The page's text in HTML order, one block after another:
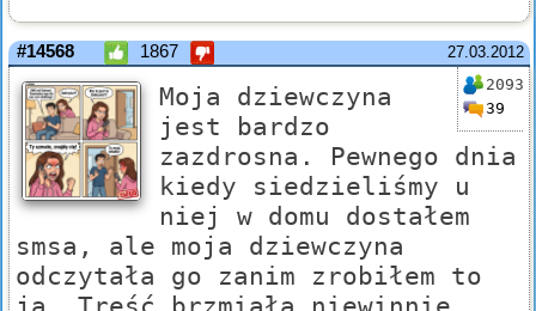
27.03.2012
#14568 1867
2093
39
Moja dziewczyna
jest bardzo
zazdrosna. Pewnego dnia
kiedy siedzieliśmy u
niej w domu dostałem
smsa, ale moja dziewczyna
odczytała go zanim zrobiłem to